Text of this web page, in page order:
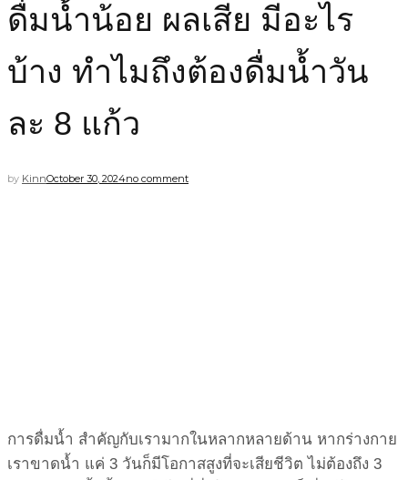
ดื่มน้ำน้อย ผลเสีย มีอะไร
บ้าง ทำไมถึงต้องดื่มน้ำวัน
ละ 8 แก้ว
by KinnOctober 30, 2024no comment
การดื่มน้ำ สำคัญกับเรามากในหลากหลายด้าน หากร่างกาย
เราขาดน้ำ แค่ 3 วันก็มีโอกาสสูงที่จะเสียชีวิต ไม่ต้องถึง 3